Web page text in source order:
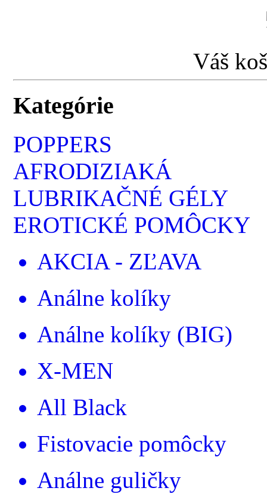
Váš
Kategórie
POPPERS
AFRODIZIAKÁ
LUBRIKAČNÉ GÉLY
EROTICKÉ POMÔCKY
AKCIA - ZĽAVA
Análne kolíky
Análne kolíky (BIG)
X-MEN
All Black
Fistovacie pomôcky
Análne guličky